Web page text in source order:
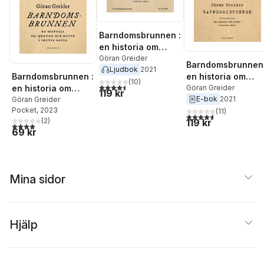
Barndomsbrunnen :
en historia om
sjukdom och minne
i brutna rader
Göran Greider
Pocket, 2023
4,0utav 5 stjärnor. Totalt antal röster:
(2)
69 kr
Barndomsbrunnen :
en historia om
sjukdom och minne
i brutna rader
Göran Greider
Ljudbok 2021
4,5utav 5 stjärnor. Totalt antal röster:
(10)
119 kr
en historia om
sjukdom och
i brutna rader
Göran Greider
E-bok 2021
4,6utav 5 stjärnor.
(11)
119 kr
Mina sidor
Hjälp